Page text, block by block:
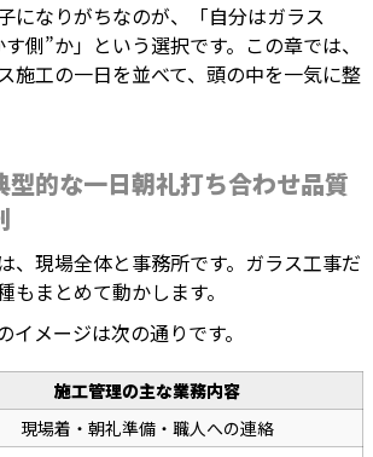
になりがちなのが、「自分はガラス
側”か」という選択です。この章では、
施工の一日を並べて、頭の中を一気に整
型的な一日朝礼打ち合わせ品質
、現場全体と事務所です。ガラス工事だ
もまとめて動かします。
イメージは次の通りです。
施工管理の主な業務内容
現場着・朝礼準備・職人への連絡